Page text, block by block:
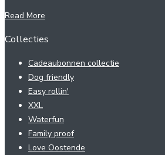
Read More
Collecties
Cadeaubonnen collectie
Dog friendly
Easy rollin'
XXL
Waterfun
Family proof
Love Oostende